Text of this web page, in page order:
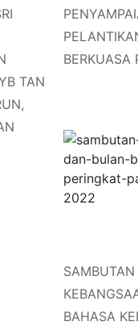
TAN
BERKUASA
BAHASA